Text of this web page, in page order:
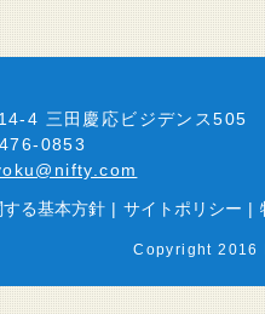
4 三田慶応ビジデンス505
0853
る基本方針 | サイトポリシー |
Copyright 2016